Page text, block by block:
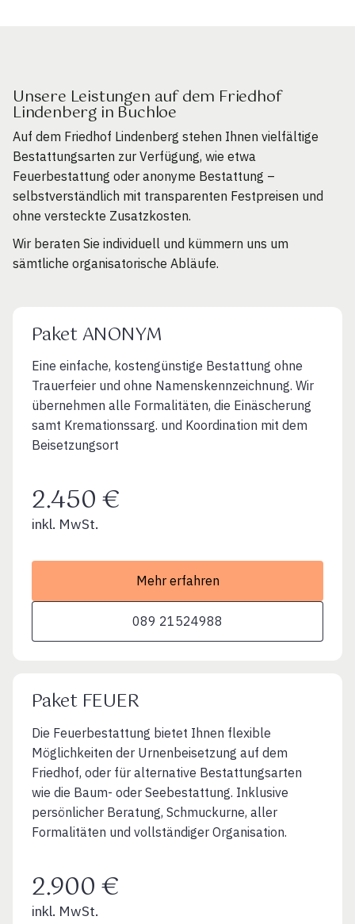
Unsere Leistungen auf dem Friedhof
Lindenberg in Buchloe
Auf dem Friedhof Lindenberg stehen Ihnen vielfältige
Bestattungsarten zur Verfügung, wie etwa
Feuerbestattung oder anonyme Bestattung –
selbstverständlich mit transparenten Festpreisen und
ohne versteckte Zusatzkosten.
Wir beraten Sie individuell und kümmern uns um
sämtliche organisatorische Abläufe.
Paket ANONYM
Eine einfache, kostengünstige Bestattung ohne
Trauerfeier und ohne Namenskennzeichnung. Wir
übernehmen alle Formalitäten, die Einäscherung
samt Kremationssarg. und Koordination mit dem
Beisetzungsort
2.450 €
inkl. MwSt.
Mehr erfahren
089 21524988
Paket FEUER
Die Feuerbestattung bietet Ihnen flexible
Möglichkeiten der Urnenbeisetzung auf dem
Friedhof, oder für alternative Bestattungsarten
wie die Baum- oder Seebestattung. Inklusive
persönlicher Beratung, Schmuckurne, aller
Formalitäten und vollständiger Organisation.
2.900 €
inkl. MwSt.